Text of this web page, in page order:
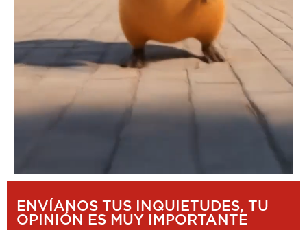
ENVÍANOS TUS INQUIETUDES, TU
OPINIÓN ES MUY IMPORTANTE